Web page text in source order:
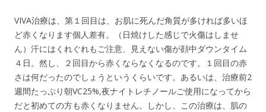
VIVA治療は、第１回目は、お肌に死んだ角質が多ければ多いほ
ど赤くなります個人差有。（日焼けした感じで火傷はしませ
ん）汗にはくれぐれもご注意、見えない傷が顔中ダウンタイム
４日。然し、２回目から赤くならなくなるのです。１回目の赤
さは何だったのでしょうというくらいです。あるいは、治療前2
週間たっぷり朝VC25%,夜ナイトレチノールご使用になってから
だと初めての方も赤くなりません。しかし、この治療は、肌の